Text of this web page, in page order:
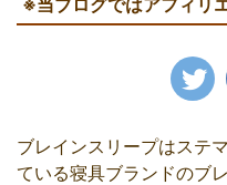
※当ブログではアフィリ
ブレインスリープはステ
ている寝具ブランドのブ